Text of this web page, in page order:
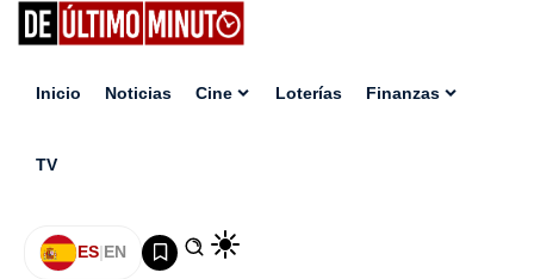
Inicio Noticias Cine Loterías Finanzas
TV
ES|EN